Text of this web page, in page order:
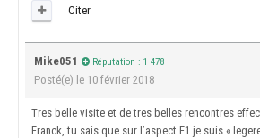
Citer
Mike051 Réputation : 1 478
Posté(e) le 10 février 2018
Tres belle visite et de tres belles rencontres
Franck, tu sais que sur l’aspect F1 je suis «